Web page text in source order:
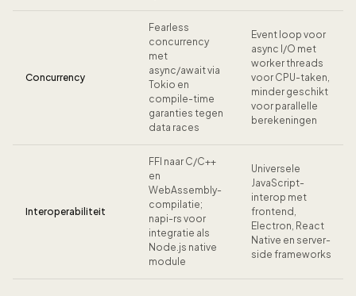
Concurrency
Fearless
concurrency
met
async/await via
Tokio en
compile-time
garanties tegen
data races
Event loop voor
async I/O met
worker threads
voor CPU-taken,
minder geschikt
voor parallelle
berekeningen
Interoperabiliteit
FFI naar C/C++
en
WebAssembly-
compilatie;
napi-rs voor
integratie als
Node.js native
module
Universele
JavaScript-
interop met
frontend,
Electron, React
Native en server-
side frameworks